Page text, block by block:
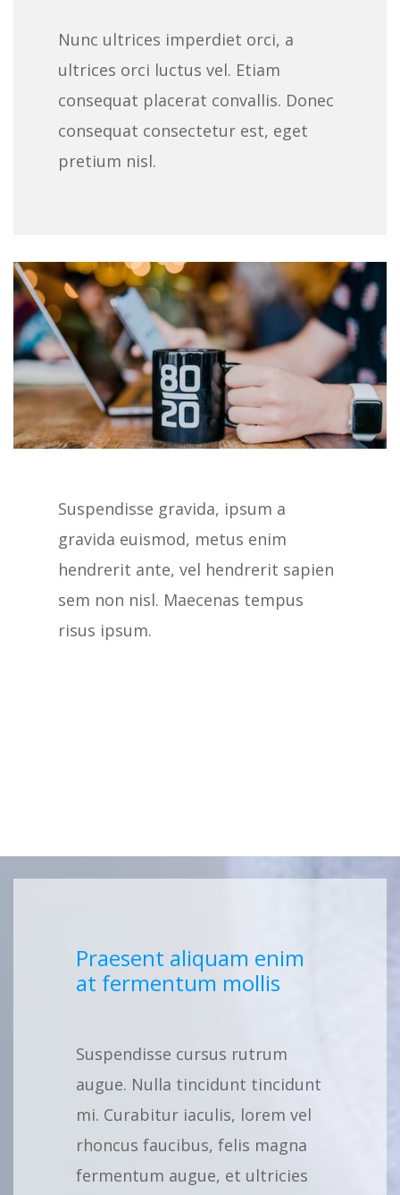
Nunc ultrices imperdiet orci, a
ultrices orci luctus vel. Etiam
consequat placerat convallis. Donec
consequat consectetur est, eget
pretium nisl.
Suspendisse gravida, ipsum a
gravida euismod, metus enim
hendrerit ante, vel hendrerit sapien
sem non nisl. Maecenas tempus
risus ipsum.
Praesent aliquam enim
at fermentum mollis
Suspendisse cursus rutrum
augue. Nulla tincidunt tincidunt
mi. Curabitur iaculis, lorem vel
rhoncus faucibus, felis magna
fermentum augue, et ultricies